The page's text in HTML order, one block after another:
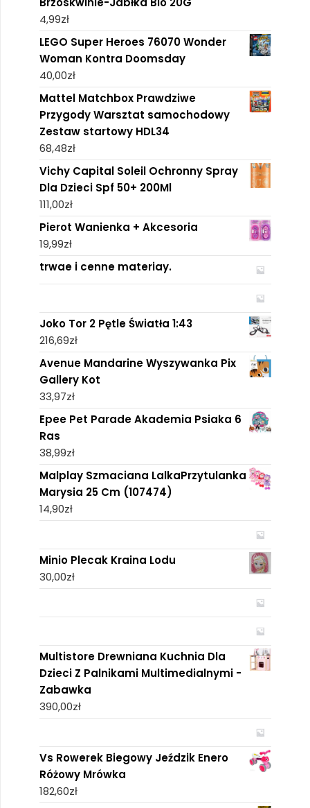
4,99zł
LEGO Super Heroes 76070 Wonder
Woman Kontra Doomsday
40,00zł
Mattel Matchbox Prawdziwe
Przygody Warsztat samochodowy
Zestaw startowy HDL34
68,48zł
Vichy Capital Soleil Ochronny Spray
Dla Dzieci Spf 50+ 200Ml
111,00zł
Pierot Wanienka + Akcesoria
19,99zł
trwae i cenne materiay.
Joko Tor 2 Pętle Światła 1:43
216,69zł
Avenue Mandarine Wyszywanka Pix
Gallery Kot
33,97zł
Epee Pet Parade Akademia Psiaka 6
Ras
38,99zł
Malplay Szmaciana LalkaPrzytulanka
Marysia 25 Cm (107474)
14,90zł
Minio Plecak Kraina Lodu
30,00zł
Multistore Drewniana Kuchnia Dla
Dzieci Z Palnikami Multimedialnymi -
Zabawka
390,00zł
Vs Rowerek Biegowy Jeździk Enero
Różowy Mrówka
182,60zł